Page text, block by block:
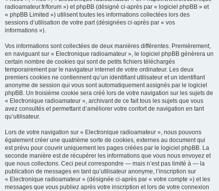
radioamateur.fr/forum ») et phpBB (désigné ci-après par « logiciel phpBB » et
« phpBB Limited ») utilisent toutes les informations collectées lors des
sessions d’utilisation de votre part (désignées ci-après par « vos
informations »).
Vos informations sont collectées de deux manières différentes. Premièrement,
en naviguant sur « Electronique radioamateur », le logiciel phpBB génèrera un
certain nombre de cookies qui sont de petits fichiers téléchargés
temporairement par le navigateur internet de votre ordinateur. Les deux
premiers cookies ne contiennent qu’un identifiant utilisateur et un identifiant
anonyme de session qui vous sont automatiquement assignés par le logiciel
phpBB. Un troisième cookie sera créé lors de votre navigation sur les sujets de
« Electronique radioamateur », archivant de ce fait tous les sujets que vous
avez consultés et permettant d’améliorer votre confort de navigation en tant
qu’utilisateur.
Lors de votre navigation sur « Electronique radioamateur », nous pouvons
également créer une quatrième sorte de cookies, externes au document qui
est prévu pour couvrir uniquement les pages créées par le logiciel phpBB. La
seconde manière est de récupérer les informations que vous nous envoyez et
que nous collectons. Ceci peut correspondre — mais n’est pas limité à — la
publication de messages en tant qu’utilisateur anonyme, l’inscription sur
« Electronique radioamateur » (désignée ci-après par « votre compte ») et les
messages que vous publiez après votre inscription et lors de votre connexion